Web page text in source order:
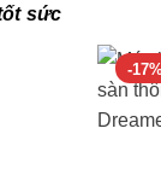
sức
-